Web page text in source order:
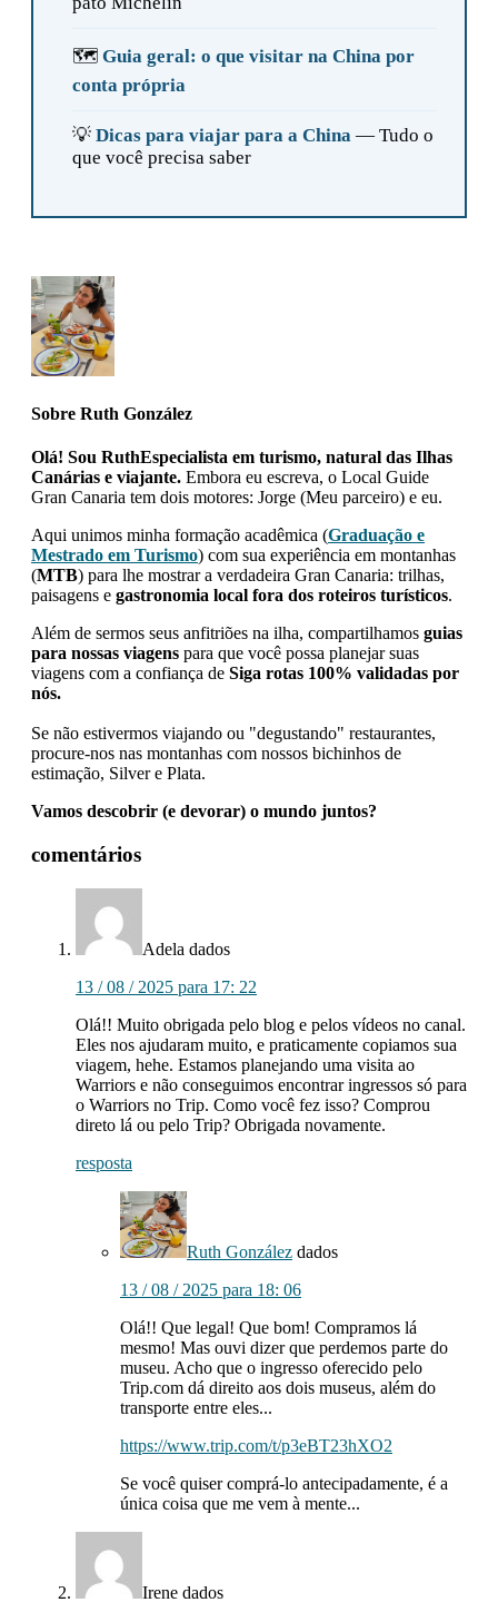
🗺️ Guia geral: o que visitar na China por
conta própria
💡 Dicas para viajar para a China — Tudo o
que você precisa saber
Sobre Ruth González
Olá! Sou RuthEspecialista em turismo, natural das Ilhas
Canárias e viajante. Embora eu escreva, o Local Guide
Gran Canaria tem dois motores: Jorge (Meu parceiro) e eu.
Aqui unimos minha formação acadêmica (Graduação e
Mestrado em Turismo) com sua experiência em montanhas
(MTB) para lhe mostrar a verdadeira Gran Canaria: trilhas,
paisagens e gastronomia local fora dos roteiros turísticos.
Além de sermos seus anfitriões na ilha, compartilhamos guias
para nossas viagens para que você possa planejar suas
viagens com a confiança de Siga rotas 100% validadas por
nós.
Se não estivermos viajando ou "degustando" restaurantes,
procure-nos nas montanhas com nossos bichinhos de
estimação, Silver e Plata.
Vamos descobrir (e devorar) o mundo juntos?
Interações
com
leitores
comentários
Adela dados
13 / 08 / 2025 para 17: 22
Olá!! Muito obrigada pelo blog e pelos vídeos no canal.
Eles nos ajudaram muito, e praticamente copiamos sua
viagem, hehe. Estamos planejando uma visita ao
Warriors e não conseguimos encontrar ingressos só para
o Warriors no Trip. Como você fez isso? Comprou
direto lá ou pelo Trip? Obrigada novamente.
resposta
Ruth González dados
13 / 08 / 2025 para 18: 06
Olá!! Que legal! Que bom! Compramos lá
mesmo! Mas ouvi dizer que perdemos parte do
museu. Acho que o ingresso oferecido pelo
Trip.com dá direito aos dois museus, além do
transporte entre eles...
https://www.trip.com/t/p3eBT23hXO2
Se você quiser comprá-lo antecipadamente, é a
única coisa que me vem à mente...
Irene dados